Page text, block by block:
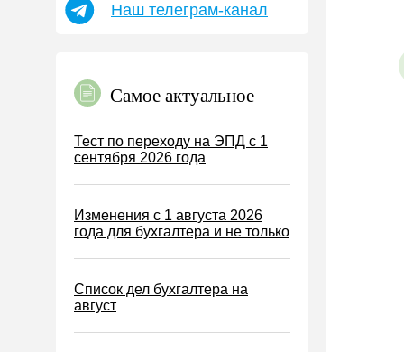
УСН
Земельный налог
Налог на рекламу
Торговый сбор
Туристический налог
Водный налог
Экологический налог
Наш телеграм-канал
Самое актуальное
Тест по переходу на ЭПД с 1
сентября 2026 года
Изменения с 1 августа 2026
года для бухгалтера и не только
Список дел бухгалтера на
август